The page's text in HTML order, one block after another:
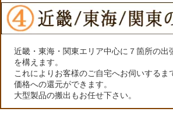
近畿・東海・関東エリア中心に７箇所の出
を構えます。
これによりお客様のご自宅へお伺いするま
価格への還元ができます。
大型製品の搬出もお任せ下さい。